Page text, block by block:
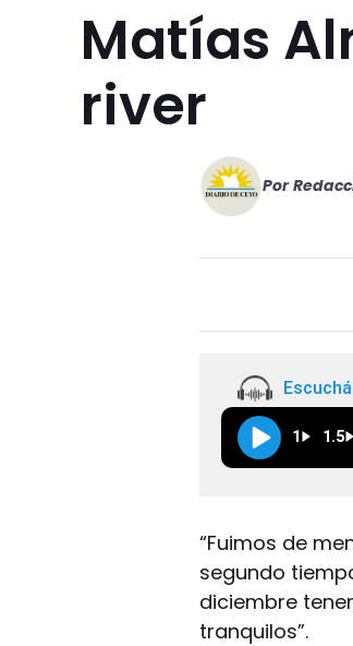
Matías
river
Por
1 1.5
“Fuimos de
segundo
diciembre
tranquilos”.